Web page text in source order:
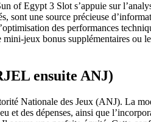
of Egypt 3 Slot s’appuie sur
une source précieuse
des performances
jeux bonus supplémentaires
ensuite ANJ)
Nationale des Jeux (ANJ). La
et des dépenses, ainsi que